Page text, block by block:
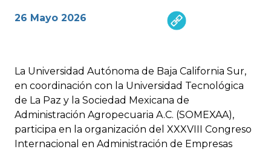
26 Mayo 2026
La Universidad Autónoma de Baja California Sur,
en coordinación con la Universidad Tecnológica
de La Paz y la Sociedad Mexicana de
Administración Agropecuaria A.C. (SOMEXAA),
participa en la organización del XXXVIII Congreso
Internacional en Administración de Empresas